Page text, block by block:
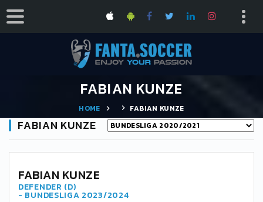
FABIAN KUNZE
HOME FABIAN KUNZE
FABIAN KUNZE
FABIAN KUNZE
DEFENDER (D)
- BUNDESLIGA 2023/2024